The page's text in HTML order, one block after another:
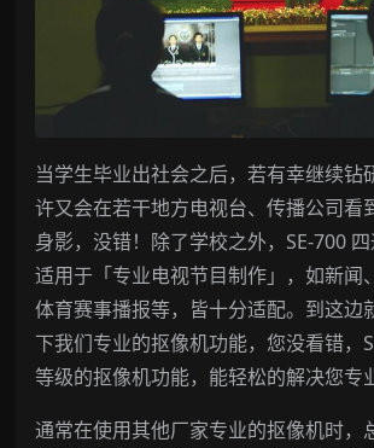
当学生毕业出社会之后，若有幸继续钻
许又会在若干地方电视台、传播公司看
身影，没错！除了学校之外，SE-700
适用于「专业电视节目制作」，如新闻
体育赛事播报等，皆十分适配。到这边
下我们专业的抠像机功能，您没看错，
等级的抠像机功能，能轻松的解决您专
通常在使用其他厂家专业的抠像机时，